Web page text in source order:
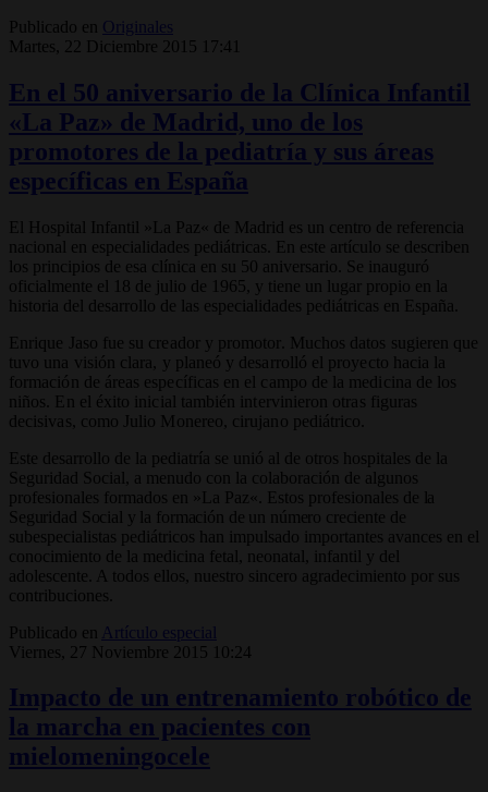
Publicado en
Originales
Martes, 22 Diciembre 2015 17:41
En el 50 aniversario de la Clínica Infantil
«La Paz» de Madrid, uno de los
promotores de la pediatría y sus áreas
específicas en España
El Hospital Infantil «La Paz»
de Madrid es un centro de referencia
nacional en especialidades pediátricas. En este artículo se describen
los principios de esa clínica en su 50 aniversario. Se inauguró
oficialmente el 18 de julio de 1965, y tiene un lugar propio en la
historia del desarrollo de las especialidades pediátricas en España.
Enrique Jaso fue su creador y promotor. Muchos datos sugieren que
tuvo una visión clara, y planeó y desarrolló el proyecto hacia la
formación de áreas específicas en el campo de la medicina de los
niños. En el éxito inicial también intervinieron otras figuras
decisivas, como Julio Monereo, cirujano pediátrico.
Este desarrollo de la pediatría se unió al de otros hospitales de la
Seguridad Social, a menudo con la colaboración de algunos
profesionales formados en
«La Paz» . Estos profesionales de la
Seguridad Social y la formación de un número creciente de
subespecialistas pediátricos han impulsado importantes avances en el
conocimiento de la medicina fetal, neonatal, infantil y del
adolescente. A todos ellos, nuestro sincero agradecimiento por sus
contribuciones.
Publicado en
Artículo especial
Viernes, 27 Noviembre 2015 10:24
Impacto de un entrenamiento robótico de
la marcha en pacientes con
mielomeningocele